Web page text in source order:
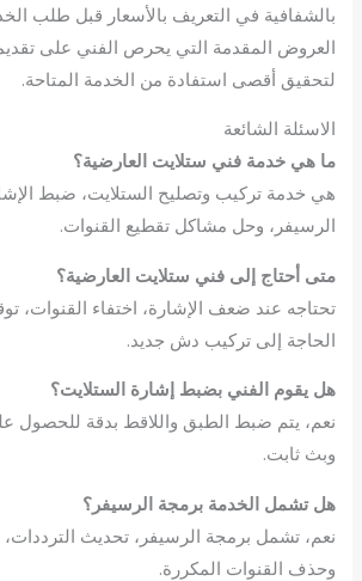
بالشفافية في التعريف بالأسعار قبل طلب
العروض المقدمة التي يحرص الفني على
لتحقيق أقصى استفادة من الخدمة المتاحة.
الاسئلة الشائعة
ما هي خدمة فني ستلايت العارضية؟
هي خدمة تركيب وتصليح الستلايت، ضبط
الرسيفر، وحل مشاكل تقطيع القنوات.
متى أحتاج إلى فني ستلايت العارضية؟
تحتاجه عند ضعف الإشارة، اختفاء القنوات،
الحاجة إلى تركيب دش جديد.
هل يقوم الفني بضبط إشارة الستلايت؟
نعم، يتم ضبط الطبق واللاقط بدقة للحصول
وبث ثابت.
هل تشمل الخدمة برمجة الرسيفر؟
نعم، تشمل برمجة الرسيفر، تحديث الترددات،
وحذف القنوات المكررة.